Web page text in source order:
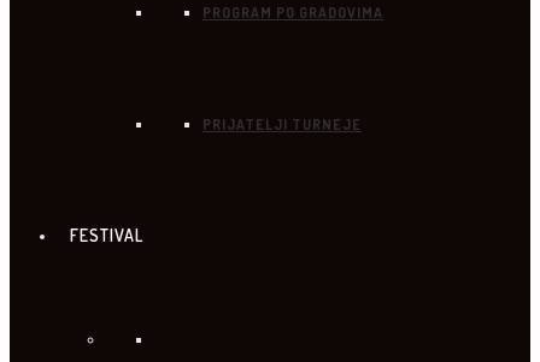
PROGRAM PO GRADOVIMA
PRIJATELJI TURNEJE
FESTIVAL